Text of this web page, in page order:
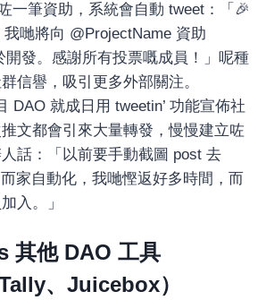
一筆資助，系統會自動 tweet：「🎉
哋將向 @ProjectName 資助
開發。感謝所有投票嘅成員！」呢種
信譽，吸引更多外部關注。
DAO 就成日用 tweetin’ 功能宣佈社
文都會引來大量轉發，慢慢建立咗
話：「以前要手動截圖 post 去
家自動化，我哋慳返好多時間，而
入。」
其他 DAO 工具
、Juicebox）